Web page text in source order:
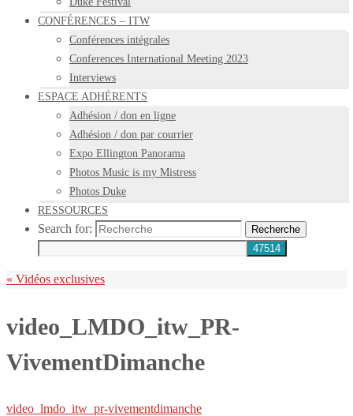
CONFÉRENCES – ITW
Conférences intégrales
Conferences International Meeting 2023
Interviews
ESPACE ADHÉRENTS
Adhésion / don en ligne
Adhésion / don par courrier
Expo Ellington Panorama
Photos Music is my Mistress
Photos Duke
RESSOURCES
Search for: Recherche
« Vidéos exclusives
video_LMDO_itw_PR-
VivementDimanche
video_lmdo_itw_pr-vivementdimanche